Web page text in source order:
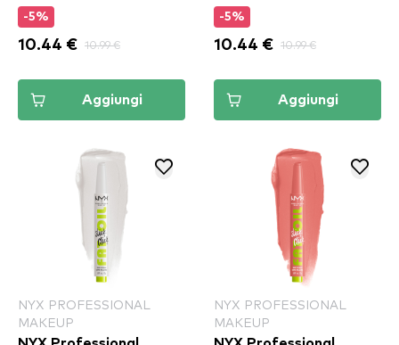
-5%
10.44 € 10.99 €
Aggiungi
-5%
10.44 € 10.99 €
Aggiungi
NYX PROFESSIONAL
MAKEUP
NYX PROFESSIONAL
MAKEUP